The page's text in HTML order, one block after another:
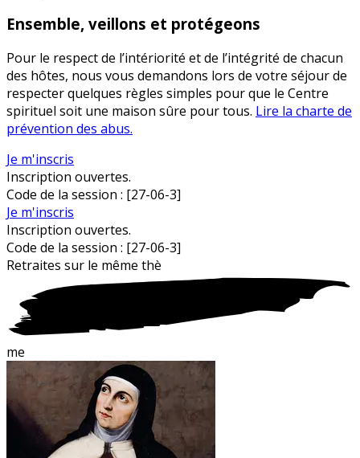
Ensemble, veillons et protégeons
Pour le respect de l’intériorité et de l’intégrité de chacun
des hôtes, nous vous demandons lors de votre séjour de
respecter quelques règles simples pour que le Centre
spirituel soit une maison sûre pour tous. Lire la charte de
prévention des abus.
Je m'inscris
Inscription ouvertes.
Code de la session : [27-06-3]
Je m'inscris
Inscription ouvertes.
Code de la session : [27-06-3]
Retraites sur le même thè
me